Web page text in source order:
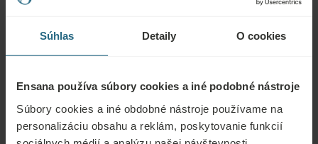
Súhlas Detaily O cookies
Ensana používa súbory cookies a iné podobné nástroje
Súbory cookies a iné obdobné nástroje používame na
personalizáciu obsahu a reklám, poskytovanie funkcií
alebo služieb. Otázky a odpovede týkajúce sa nášho vernostného programu
POLOŽIŤ OTÁZKU
Rezervácie